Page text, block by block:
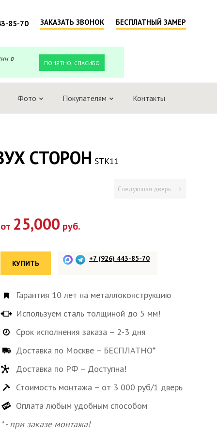
85-70 ЗАКАЗАТЬ ЗВОНОК БЕСПЛАТНЫЙ ЗАМЕР
в
ПОНЯТНО, СПАСИБО
Фото Покупателям Контакты
СТОРОН STK11
Следующая дверь
от 25,000 руб.
КУПИТЬ
+7 (926) 443-85-70
Гарантия 10 лет на металлоконструкцию
Используем сталь толщиной до 5 мм!
Срок исполнения заказа – 2-3 дня
Доставка по Москве – БЕСПЛАТНО*
Доставка по РФ – Доступна!
Стоимость монтажа – от 3 000 руб/1 дверь
Оплата любым удобным способом
* - при заказе монтажа!